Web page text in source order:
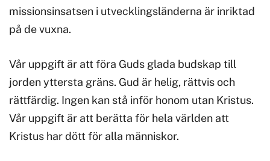
missionsinsatsen i utvecklingsländerna är inriktad
på de vuxna.
Vår uppgift är att föra Guds glada budskap till
jorden yttersta gräns. Gud är helig, rättvis och
rättfärdig. Ingen kan stå inför honom utan Kristus.
Vår uppgift är att berätta för hela världen att
Kristus har dött för alla människor.